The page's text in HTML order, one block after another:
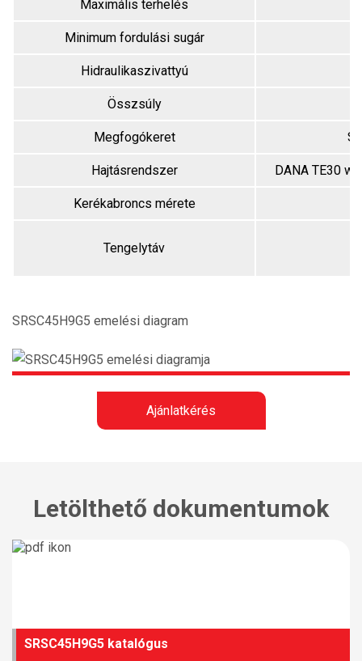
Maximális terhelés
Minimum fordulási sugár
Hidraulikaszivattyú
Összsúly
Megfogókeret
Hajtásrendszer DANA TE30
Kerékabroncs mérete
Tengelytáv
SRSC45H9G5 emelési diagram
Ajánlatkérés
Letölthető dokumentumok
SRSC45H9G5 katalógus